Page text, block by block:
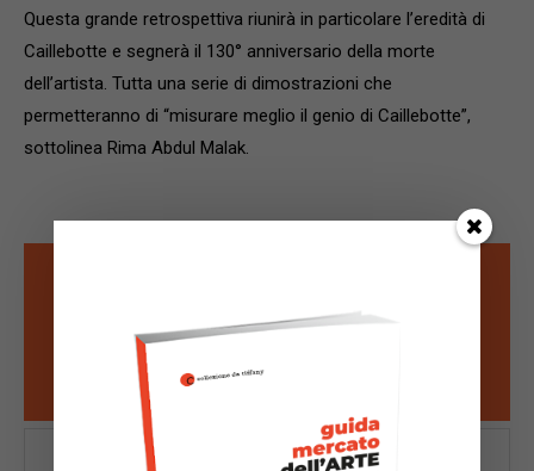
Questa grande retrospettiva riunirà in particolare l’eredità di
Caillebotte e segnerà il 130° anniversario della morte
dell’artista. Tutta una serie di dimostrazioni che
permetteranno di “misurare meglio il genio di Caillebotte”,
sottolinea Rima Abdul Malak.